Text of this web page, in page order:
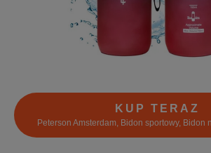
KUP TERAZ
Peterson Amsterdam, Bidon sportowy, Bidon